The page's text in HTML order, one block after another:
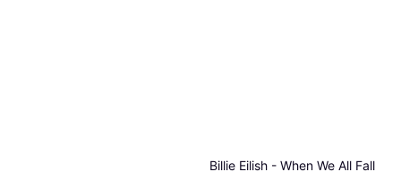
Billie Eilish - When We All Fall